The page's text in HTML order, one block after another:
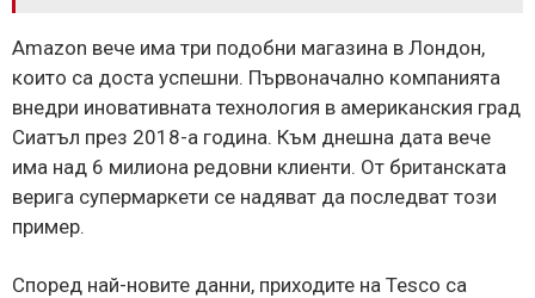
Amazon вече има три подобни магазина в Лондон,
които са доста успешни. Първоначално компанията
внедри иновативната технология в американския град
Сиатъл през 2018-а година. Към днешна дата вече
има над 6 милиона редовни клиенти. От британската
верига супермаркети се надяват да последват този
пример.
Според най-новите данни, приходите на Tesco са